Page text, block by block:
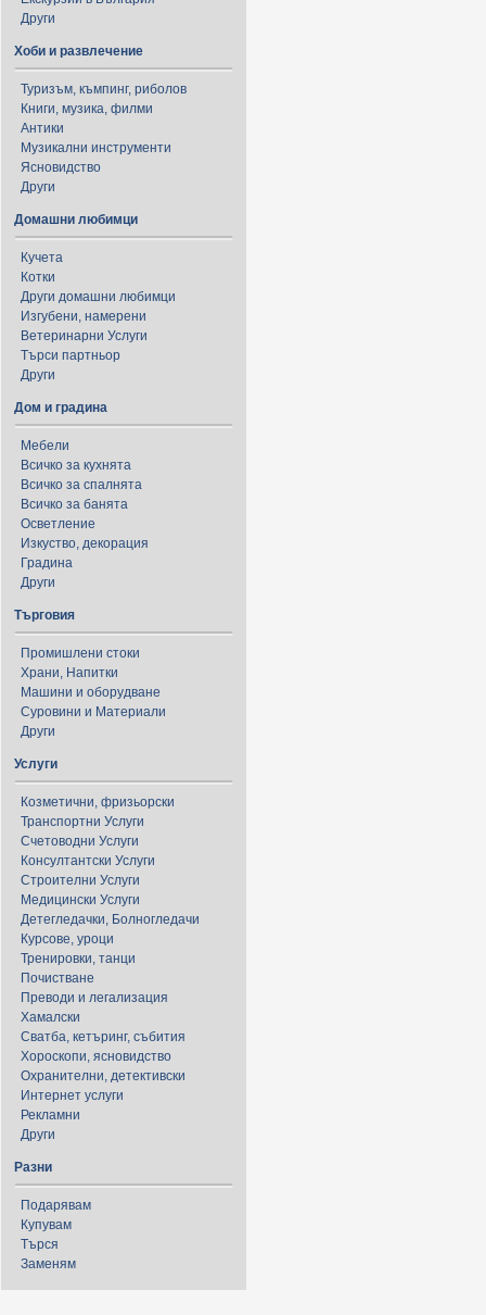
Други
Хоби и развлечение
Туризъм, къмпинг, риболов
Книги, музика, филми
Антики
Музикални инструменти
Ясновидство
Други
Домашни любимци
Кучета
Котки
Други домашни любимци
Изгубени, намерени
Ветеринарни Услуги
Търси партньор
Други
Дом и градина
Мебели
Всичко за кухнята
Всичко за спалнята
Всичко за банята
Осветление
Изкуство, декорация
Градина
Други
Търговия
Промишлени стоки
Храни, Напитки
Машини и оборудване
Суровини и Материали
Други
Услуги
Козметични, фризьорски
Транспортни Услуги
Счетоводни Услуги
Консултантски Услуги
Строителни Услуги
Медицински Услуги
Детегледачки, Болногледачи
Курсове, уроци
Тренировки, танци
Почистване
Преводи и легализация
Хамалски
Сватба, кетъринг, събития
Хороскопи, ясновидство
Охранителни, детективски
Интернет услуги
Рекламни
Други
Разни
Подарявам
Купувам
Търся
Заменям